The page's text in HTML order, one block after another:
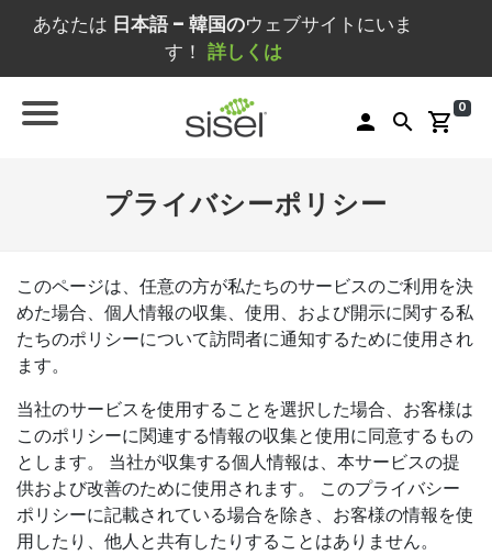
あなたは 日本語 – 韓国のウェブサイトにいま
す！ 詳しくは
person search shopping_cart
0
プライバシーポリシー
このページは、任意の方が私たちのサービスのご利用を決
めた場合、個人情報の収集、使用、および開示に関する私
たちのポリシーについて訪問者に通知するために使用され
ます。
当社のサービスを使用することを選択した場合、お客様は
このポリシーに関連する情報の収集と使用に同意するもの
とします。 当社が収集する個人情報は、本サービスの提
供および改善のために使用されます。 このプライバシー
ポリシーに記載されている場合を除き、お客様の情報を使
用したり、他人と共有したりすることはありません。